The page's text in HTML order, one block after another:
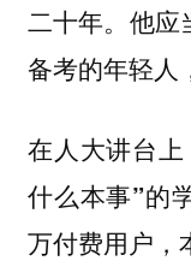
二十年。 他应
备考的年轻人
在人大讲台
什么本事”的
万付费用户，